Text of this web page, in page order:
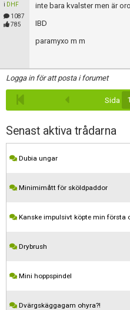
i DHF
1087
785
inte bara kvalster men är
IBD
paramyxo m m
Logga in för att posta i forumet
Sida
Senast aktiva trådarna
Dubia ungar
Minimimått för sköldpaddor
Kanske impulsivt köpte min första
Drybrush
Mini hoppspindel
Dvärgskäggagam ohyra?!